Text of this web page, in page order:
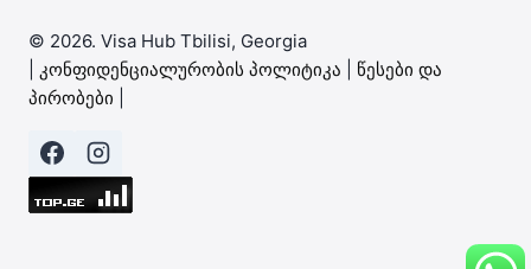
ᲒᲖᲐᲛᲙᲕᲚᲔᲕᲘ)
© 2026. Visa Hub Tbilisi, Georgia
კონფიდენციალურობის პოლიტიკა
წესები და
პირობები